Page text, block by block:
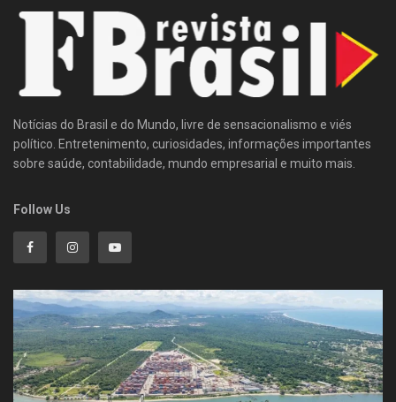
Notícias do Brasil e do Mundo, livre de sensacionalismo e viés
político. Entretenimento, curiosidades, informações importantes
sobre saúde, contabilidade, mundo empresarial e muito mais.
Follow Us